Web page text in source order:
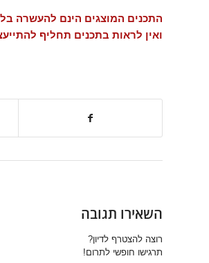
התכנים המוצגים הינם להעשרה
ואין לראות בתכנים תחליף
השאירו תגובה
רוצה להצטרף לדיון?
תרגישו חופשי לתרום!